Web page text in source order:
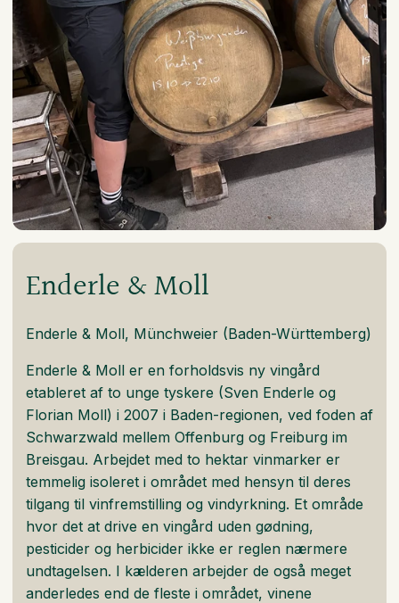
Enderle & Moll
Enderle & Moll, Münchweier (Baden-Württemberg)
Enderle & Moll er en forholdsvis ny vingård
etableret af to unge tyskere (Sven Enderle og
Florian Moll) i 2007 i Baden-regionen, ved foden af
Schwarzwald mellem Offenburg og Freiburg im
Breisgau. Arbejdet med to hektar vinmarker er
temmelig isoleret i området med hensyn til deres
tilgang til vinfremstilling og vindyrkning. Et område
hvor det at drive en vingård uden gødning,
pesticider og herbicider ikke er reglen nærmere
undtagelsen. I kælderen arbejder de også meget
anderledes end de fleste i området, vinene